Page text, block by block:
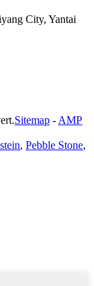
City, Yantai
Sitemap - AMP
, Pebble Stone,